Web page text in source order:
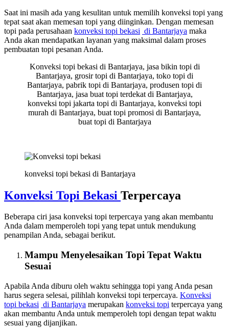
Saat ini masih ada yang kesulitan untuk memilih konveksi topi yang
tepat saat akan memesan topi yang diinginkan. Dengan memesan
topi pada perusahaan konveksi topi bekasi di Bantarjaya maka
Anda akan mendapatkan layanan yang maksimal dalam proses
pembuatan topi pesanan Anda.
Konveksi topi bekasi di Bantarjaya, jasa bikin topi di
Bantarjaya, grosir topi di Bantarjaya, toko topi di
Bantarjaya, pabrik topi di Bantarjaya, produsen topi di
Bantarjaya, jasa buat topi terdekat di Bantarjaya,
konveksi topi jakarta topi di Bantarjaya, konveksi topi
murah di Bantarjaya, buat topi promosi di Bantarjaya,
buat topi di Bantarjaya
konveksi topi bekasi di Bantarjaya
Konveksi Topi Bekasi Terpercaya
Beberapa ciri jasa konveksi topi terpercaya yang akan membantu
Anda dalam memperoleh topi yang tepat untuk mendukung
penampilan Anda, sebagai berikut.
Mampu Menyelesaikan Topi Tepat Waktu
Sesuai
Apabila Anda diburu oleh waktu sehingga topi yang Anda pesan
harus segera selesai, pilihlah konveksi topi terpercaya. Konveksi
topi bekasi di Bantarjaya merupakan konveksi topi terpercaya yang
akan membantu Anda untuk memperoleh topi dengan tepat waktu
sesuai yang dijanjikan.